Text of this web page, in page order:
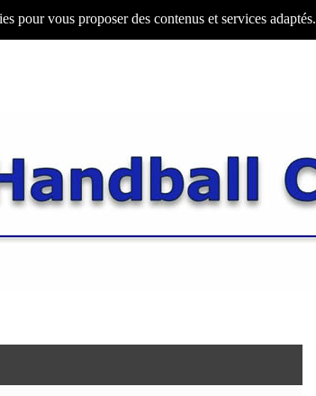
pour vous proposer des contenus et services adaptés.